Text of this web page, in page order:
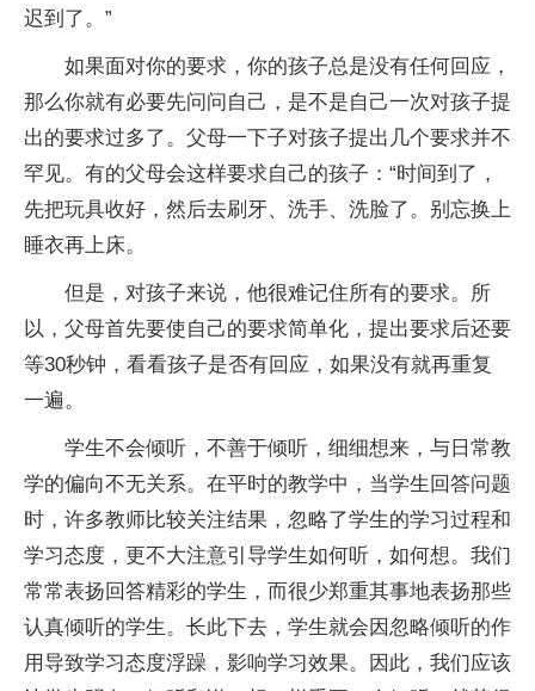
迟到了。”
如果面对你的要求，你的孩子总是没有任何回应，
那么你就有必要先问问自己，是不是自己一次对孩子提
出的要求过多了。父母一下子对孩子提出几个要求并不
罕见。有的父母会这样要求自己的孩子：“时间到了，
先把玩具收好，然后去刷牙、洗手、洗脸了。别忘换上
睡衣再上床。
但是，对孩子来说，他很难记住所有的要求。所
以，父母首先要使自己的要求简单化，提出要求后还要
等30秒钟，看看孩子是否有回应，如果没有就再重复
一遍。
学生不会倾听，不善于倾听，细细想来，与日常教
学的偏向不无关系。在平时的教学中，当学生回答问题
时，许多教师比较关注结果，忽略了学生的学习过程和
学习态度，更不大注意引导学生如何听，如何想。我们
常常表扬回答精彩的学生，而很少郑重其事地表扬那些
认真倾听的学生。长此下去，学生就会因忽略倾听的作
用导致学习态度浮躁，影响学习效果。因此，我们应该